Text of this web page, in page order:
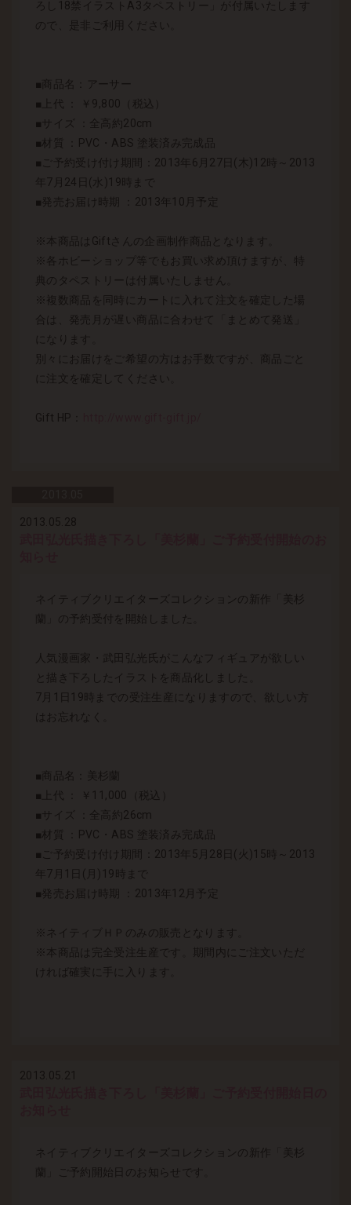
ろし18禁イラストA3タペストリー」が付属いたします
ので、是非ご利用ください。
■商品名：アーサー
■上代 ： ￥9,800（税込）
■サイズ ：全高約20cm
■材質 ：PVC・ABS 塗装済み完成品
■ご予約受け付け期間：2013年6月27日(木)12時～2013
年7月24日(水)19時まで
■発売お届け時期 ：2013年10月予定
※本商品はGiftさんの企画制作商品となります。
※各ホビーショップ等でもお買い求め頂けますが、特
典のタペストリーは付属いたしません。
※複数商品を同時にカートに入れて注文を確定した場
合は、発売月が遅い商品に合わせて「まとめて発送」
になります。
別々にお届けをご希望の方はお手数ですが、商品ごと
に注文を確定してください。
Gift HP：
2013.05.28
ネイティブクリエイターズコレクションの新作「美杉
蘭」の予約受付を開始しました。
人気漫画家・武田弘光氏がこんなフィギュアが欲しい
と描き下ろしたイラストを商品化しました。
7月1日19時までの受注生産になりますので、欲しい方
はお忘れなく。
■商品名：美杉蘭
■上代 ： ￥11,000（税込）
■サイズ ：全高約26cm
■材質 ：PVC・ABS 塗装済み完成品
■ご予約受け付け期間：2013年5月28日(火)15時～2013
年7月1日(月)19時まで
■発売お届け時期 ：2013年12月予定
※ネイティブＨＰのみの販売となります。
※本商品は完全受注生産です。期間内にご注文いただ
ければ確実に手に入ります。
2013.05.21
ネイティブクリエイターズコレクションの新作「美杉
蘭」ご予約開始日のお知らせです。